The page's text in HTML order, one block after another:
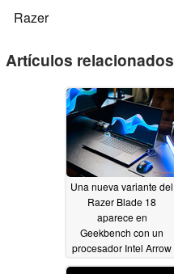
Razer
Artículos relacionados
Una nueva variante del
Razer Blade 18
aparece en
Geekbench con un
procesador Intel Arrow